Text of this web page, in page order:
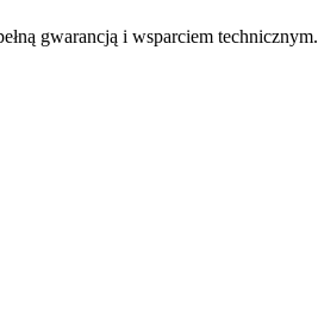
gwarancją i wsparciem technicznym.